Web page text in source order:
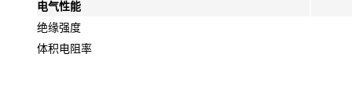
电气性能
绝缘强度
体积电阻率